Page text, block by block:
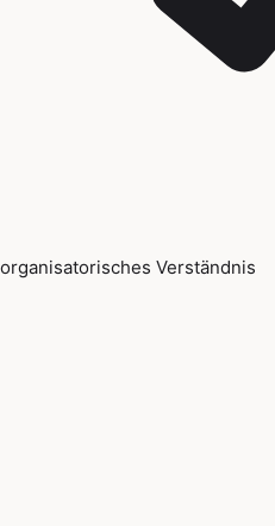
organisatorisches Verständnis